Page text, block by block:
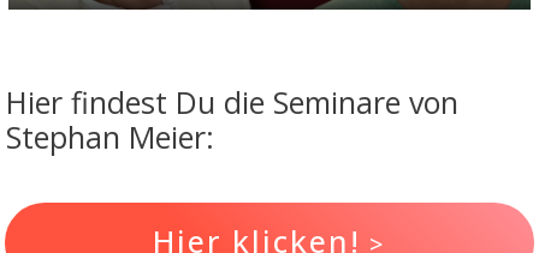
Hier findest Du die Seminare von
Stephan Meier:
Hier klicken! >